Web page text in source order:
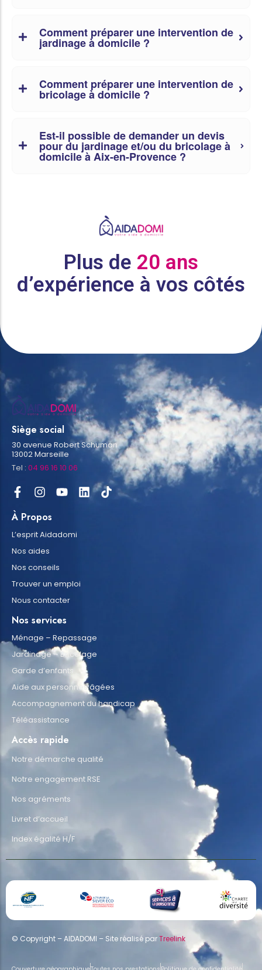
Comment préparer une intervention de
jardinage à domicile ?
Comment préparer une intervention de
bricolage à domicile ?
Est-il possible de demander un devis
pour du jardinage et/ou du bricolage à
domicile à Aix-en-Provence ?
Plus de 20 ans
d’expérience à vos côtés
Siège social
30 avenue Robert Schuman
13002 Marseille
Tel : 04 96 16 10 06
À Propos
L’esprit Aidadomi
Nos aides
Nos conseils
Trouver un emploi
Nous contacter
Nos services
Ménage – Repassage
Jardinage – Bricolage
Garde d’enfants
Aide aux personnes âgées
Accompagnement du handicap
Téléassistance
Accès rapide
Notre démarche qualité
Notre engagement RSE
Nos agréments
Livret d’accueil
Index égalité H/F
© Copyright – AIDADOMI – Site réalisé parTreelink